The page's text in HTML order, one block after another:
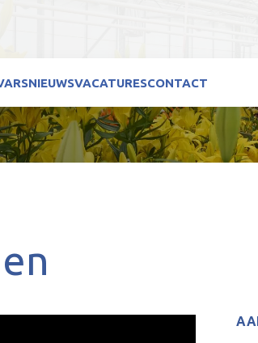
NIEUWSVACATURESCONTACT